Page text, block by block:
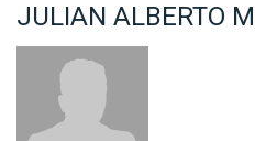
JULIAN ALBERTO